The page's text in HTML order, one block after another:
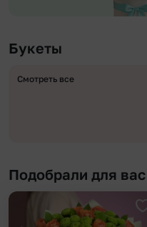
Букеты
Смотреть все
Подобрали для вас